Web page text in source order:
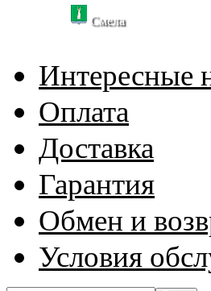
Смела
Интересные
Оплата
Доставка
Гарантия
Обмен и
Условия